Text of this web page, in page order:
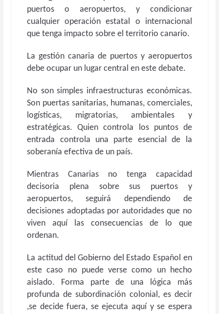
puertos o aeropuertos, y condicionar
cualquier operación estatal o internacional
que tenga impacto sobre el territorio canario.
La gestión canaria de puertos y aeropuertos
debe ocupar un lugar central en este debate.
No son simples infraestructuras económicas.
Son puertas sanitarias, humanas, comerciales,
logísticas, migratorias, ambientales y
estratégicas. Quien controla los puntos de
entrada controla una parte esencial de la
soberanía efectiva de un país.
Mientras Canarias no tenga capacidad
decisoria plena sobre sus puertos y
aeropuertos, seguirá dependiendo de
decisiones adoptadas por autoridades que no
viven aquí las consecuencias de lo que
ordenan.
La actitud del Gobierno del Estado Español en
este caso no puede verse como un hecho
aislado. Forma parte de una lógica más
profunda de subordinación colonial, es decir
,se decide fuera, se ejecuta aquí y se espera